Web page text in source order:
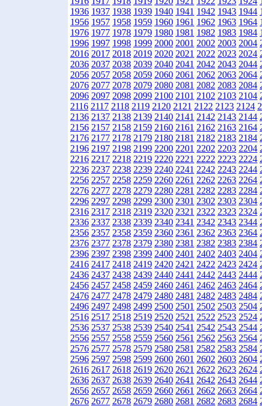
1936 1937 1938 1939 1940 1941 1942 1943 1944
1956 1957 1958 1959 1960 1961 1962 1963 1964
1976 1977 1978 1979 1980 1981 1982 1983 1984
1996 1997 1998 1999 2000 2001 2002 2003 2004
2016 2017 2018 2019 2020 2021 2022 2023 2024
2036 2037 2038 2039 2040 2041 2042 2043 2044
2056 2057 2058 2059 2060 2061 2062 2063 2064
2076 2077 2078 2079 2080 2081 2082 2083 2084
2096 2097 2098 2099 2100 2101 2102 2103 2104
2116 2117 2118 2119 2120 2121 2122 2123 2124
2136 2137 2138 2139 2140 2141 2142 2143 2144
2156 2157 2158 2159 2160 2161 2162 2163 2164
2176 2177 2178 2179 2180 2181 2182 2183 2184
2196 2197 2198 2199 2200 2201 2202 2203 2204
2216 2217 2218 2219 2220 2221 2222 2223 2224
2236 2237 2238 2239 2240 2241 2242 2243 2244
2256 2257 2258 2259 2260 2261 2262 2263 2264
2276 2277 2278 2279 2280 2281 2282 2283 2284
2296 2297 2298 2299 2300 2301 2302 2303 2304
2316 2317 2318 2319 2320 2321 2322 2323 2324
2336 2337 2338 2339 2340 2341 2342 2343 2344
2356 2357 2358 2359 2360 2361 2362 2363 2364
2376 2377 2378 2379 2380 2381 2382 2383 2384
2396 2397 2398 2399 2400 2401 2402 2403 2404
2416 2417 2418 2419 2420 2421 2422 2423 2424
2436 2437 2438 2439 2440 2441 2442 2443 2444
2456 2457 2458 2459 2460 2461 2462 2463 2464
2476 2477 2478 2479 2480 2481 2482 2483 2484
2496 2497 2498 2499 2500 2501 2502 2503 2504
2516 2517 2518 2519 2520 2521 2522 2523 2524
2536 2537 2538 2539 2540 2541 2542 2543 2544
2556 2557 2558 2559 2560 2561 2562 2563 2564
2576 2577 2578 2579 2580 2581 2582 2583 2584
2596 2597 2598 2599 2600 2601 2602 2603 2604
2616 2617 2618 2619 2620 2621 2622 2623 2624
2636 2637 2638 2639 2640 2641 2642 2643 2644
2656 2657 2658 2659 2660 2661 2662 2663 2664
2676 2677 2678 2679 2680 2681 2682 2683 2684